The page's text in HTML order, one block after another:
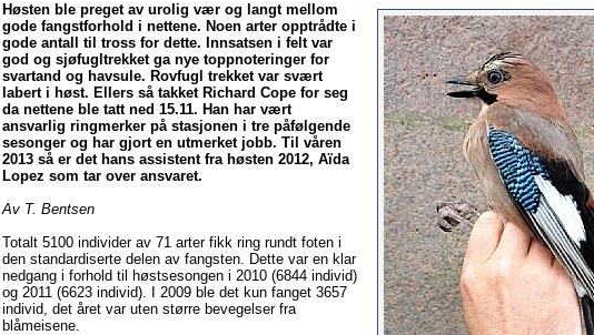
Høsten ble preget av urolig vær og langt mellom
gode fangstforhold i nettene. Noen arter opptrådte i
gode antall til tross for dette. Innsatsen i felt var
god og sjøfugltrekket ga nye toppnoteringer for
svartand og havsule. Rovfugl trekket var svært
labert i høst. Ellers så takket Richard Cope for seg
da nettene ble tatt ned 15.11. Han har vært
ansvarlig ringmerker på stasjonen i tre påfølgende
sesonger og har gjort en utmerket jobb. Til våren
2013 så er det hans assistent fra høsten 2012, Aïda
Lopez som tar over ansvaret.
Av T. Bentsen
Totalt 5100 individer av 71 arter fikk ring rundt foten i
den standardiserte delen av fangsten. Dette var en klar
nedgang i forhold til høstsesongen i 2010 (6844 individ)
og 2011 (6623 individ). I 2009 ble det kun fanget 3657
individ, det året var uten større bevegelser fra
blåmeisene.